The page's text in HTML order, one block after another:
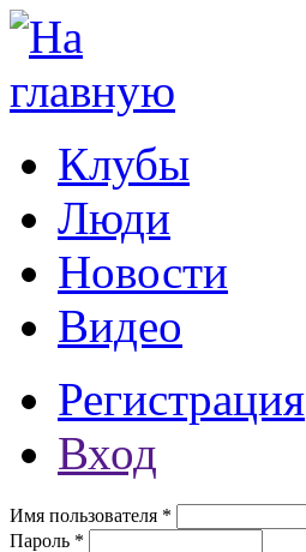
Перейти к основному содержанию
Клубы
Люди
Новости
Видео
Регистрация
Вход
Имя пользователя *
Пароль *